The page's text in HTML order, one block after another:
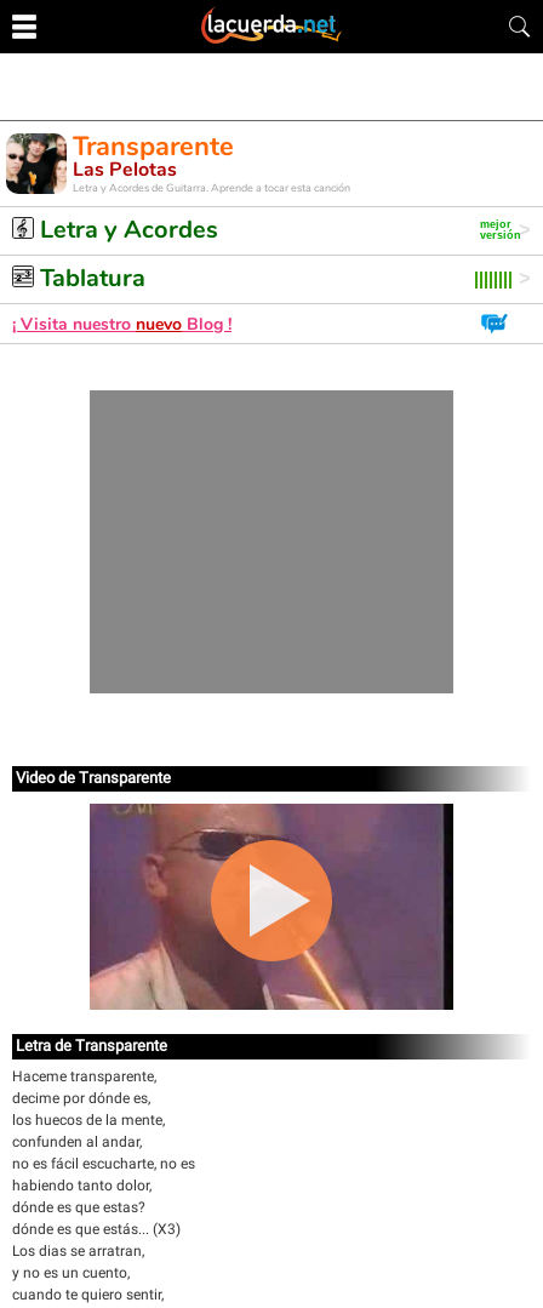
Transparente
Las Pelotas
Letra y Acordes de Guitarra. Aprende a tocar esta canción
Letra y Acordes
Tablatura
¡ Visita nuestro nuevo Blog !
Video de Transparente
Letra de Transparente
Haceme transparente,
decime por dónde es,
los huecos de la mente,
confunden al andar,
no es fácil escucharte, no es
habiendo tanto dolor,
dónde es que estas?
dónde es que estás... (X3)
Los dias se arratran,
y no es un cuento,
cuando te quiero sentir,